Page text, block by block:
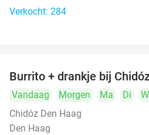
Verkocht: 284
Burrito + drankje bij
Vandaag Morgen Ma Di
Chidóz Den Haag
Den Haag